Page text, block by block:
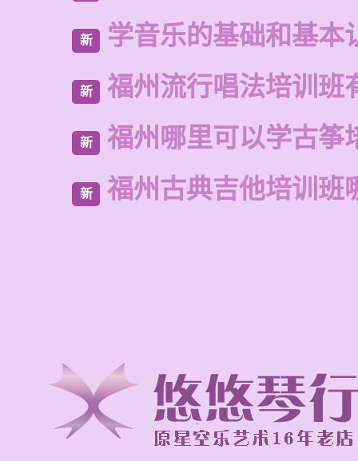
新 学音乐的基础和基本
新 福州流行唱法培训班
新 福州哪里可以学古筝
新 福州古典吉他培训班